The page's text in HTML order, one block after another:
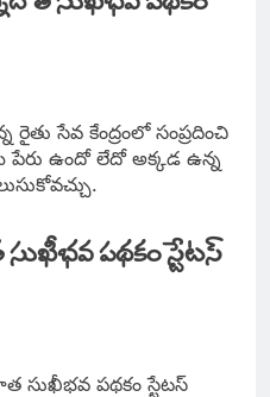
రైతు సేవ కేంద్రంలో సంప్రదించి
ఉందో లేదో అక్కడ ఉన్న
పథకం స్టేటస్
పథకం స్టేటస్